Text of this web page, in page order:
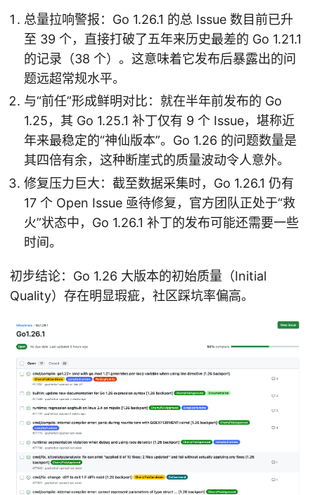
总量拉响警报：Go 1.26.1 的总 Issue 数目前已升
至 39 个，直接打破了五年来历史最差的 Go 1.21.1
的记录（38 个）。这意味着它发布后暴露出的问
题远超常规水平。
与“前任”形成鲜明对比：就在半年前发布的 Go
1.25，其 Go 1.25.1 补丁仅有 9 个 Issue，堪称近
年来最稳定的“神仙版本”。Go 1.26 的问题数量是
其四倍有余，这种断崖式的质量波动令人意外。
修复压力巨大：截至数据采集时，Go 1.26.1 仍有
17 个 Open Issue 亟待修复，官方团队正处于“救
火”状态中，Go 1.26.1 补丁的发布可能还需要一些
时间。
初步结论：Go 1.26 大版本的初始质量（Initial
Quality）存在明显瑕疵，社区踩坑率偏高。